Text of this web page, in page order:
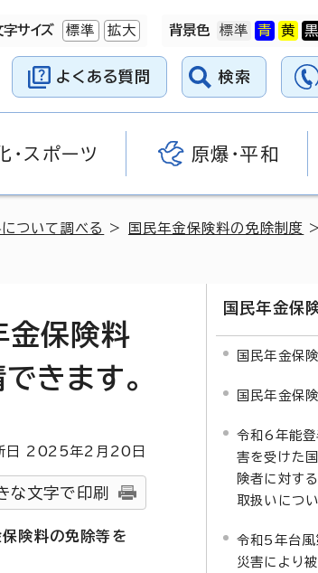
字サイズ 標準 拡大 背景色
よくある質問 検索
・スポーツ 原爆・平和
ついて調べる > 国民年金保険料の免除制度
金保険料
きます。
2025年2月 20 日
な文字で印刷
険料の免除等を
国民年金保
国民年金保
国民年金保
令和6年能登
害を受けた
険者に対す
取扱いにつ
令和5年台
災害により